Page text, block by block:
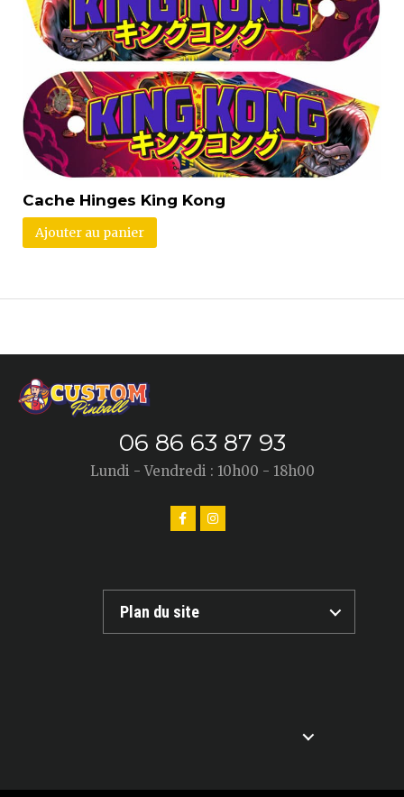
Cache Hinges King Kong
Ajouter au panier
06 86 63 87 93
Lundi - Vendredi : 10h00 - 18h00
Plan du site